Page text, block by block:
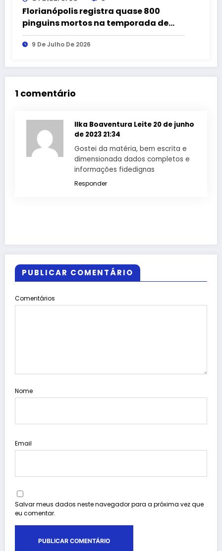
Florianópolis registra quase 800
pinguins mortos na temporada de
2026
9 De Julho De 2026
1 comentário
Ilka Boaventura Leite 20 de junho
de 2023 21:34
Gostei da matéria, bem escrita e
dimensionada dados completos e
informações fidedignas
Responder
PUBLICAR COMENTÁRIO
Comentários
Nome
Email
Salvar meus dados neste navegador para a próxima vez que
eu comentar.